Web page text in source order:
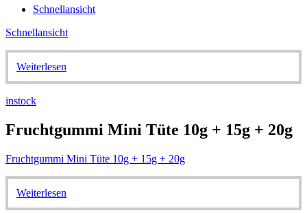
Schnellansicht
Schnellansicht
Weiterlesen
instock
Fruchtgummi Mini Tüte 10g + 15g + 20g
Fruchtgummi Mini Tüte 10g + 15g + 20g
Weiterlesen